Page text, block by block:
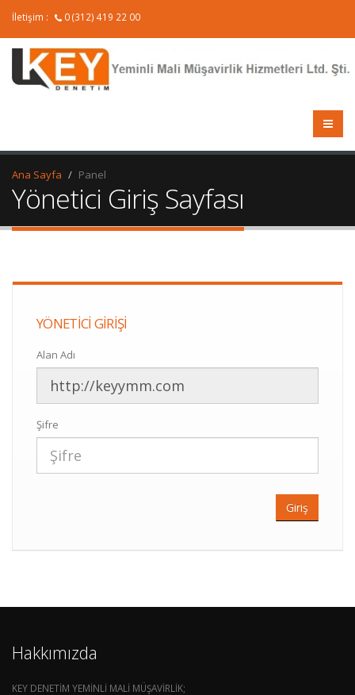
İletişim : 0 (312) 419 22 00
Ana Sayfa Panel
Yönetici Giriş Sayfası
YÖNETICI GIRIŞI
Alan Adı
Şifre
Hakkımızda
KEY DENETİM YEMİNLİ MALİ MÜŞAVİRLİK;